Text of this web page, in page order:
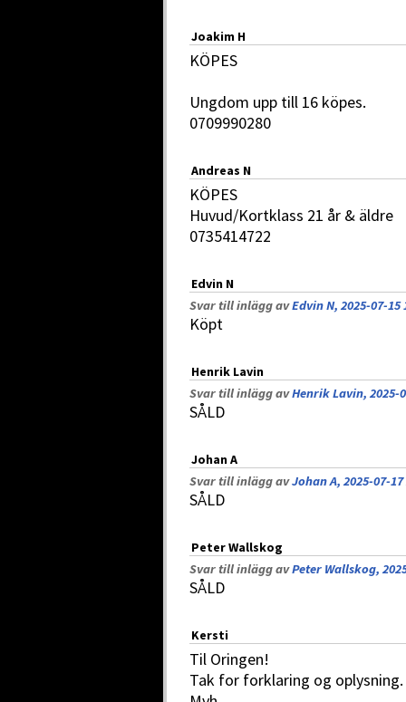
Joakim H
KÖPES
Ungdom upp till 16 köpes.
0709990280
Andreas N
KÖPES
Huvud/Kortklass 21 år & äldre
0735414722
Edvin N
Svar till inlägg avEdvin N, 2025-07-15
Köpt
Henrik Lavin
Svar till inlägg avHenrik Lavin, 2025-
SÅLD
Johan A
Svar till inlägg avJohan A, 2025-07-17
SÅLD
Peter Wallskog
Svar till inlägg avPeter Wallskog,
SÅLD
Kersti
Til Oringen!
Tak for forklaring og oplysning.